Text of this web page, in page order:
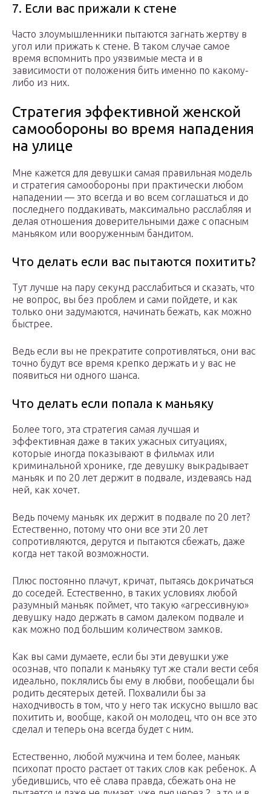
7. Если вас прижали к стене
Часто злоумышленники пытаются загнать жертву в
угол или прижать к стене. В таком случае самое
время вспомнить про уязвимые места и в
зависимости от положения бить именно по какому-
либо из них.
Стратегия эффективной женской
самообороны во время нападения
на улице
Мне кажется для девушки самая правильная модель
и стратегия самообороны при практически любом
нападении — это всегда и во всем соглашаться и до
последнего поддакивать, максимально расслабляя и
делая отношения доверительными даже с опасным
маньяком или вооруженным бандитом.
Что делать если вас пытаются похитить?
Тут лучше на пару секунд расслабиться и сказать, что
не вопрос, вы без проблем и сами пойдете, и как
только они задумаются, начинать бежать, как можно
быстрее.
Ведь если вы не прекратите сопротивляться, они вас
точно будут все время крепко держать и у вас не
появиться ни одного шанса.
Что делать если попала к маньяку
Более того, эта стратегия самая лучшая и
эффективная даже в таких ужасных ситуациях,
которые иногда показывают в фильмах или
криминальной хронике, где девушку выкрадывает
маньяк и по 20 лет держит в подвале, издеваясь над
ней, как хочет.
Ведь почему маньяк их держит в подвале по 20 лет?
Естественно, потому что они все эти 20 лет
сопротивляются, дерутся и пытаются сбежать, даже
когда нет такой возможности.
Плюс постоянно плачут, кричат, пытаясь докричаться
до соседей. Естественно, в таких условиях любой
разумный маньяк поймет, что такую «агрессивную»
девушку надо держать в самом далеком подвале и
как можно под большим количеством замков.
Как вы сами думаете, если бы эти девушки уже
осознав, что попали к маньяку тут же стали вести себя
идеально, поклялись бы ему в любви, пообещали бы
родить десятерых детей. Похвалили бы за
находчивость в том, что у него так искусно вышло вас
похитить и, вообще, какой он молодец, что он все это
сделал и теперь она всегда будет с ним.
Естественно, любой мужчина и тем более, маньяк
психопат просто растает от таких слов как ребенок. А
убедившись, что её слава правда, сбежать она не